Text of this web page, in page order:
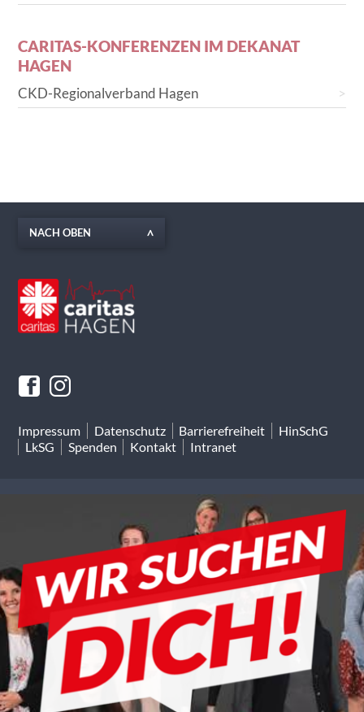
CARITAS-KONFERENZEN IM DEKANAT
HAGEN
CKD-Regionalverband Hagen
NACH OBEN
Impressum Datenschutz Barrierefreiheit
HinSchG
LkSG
Spenden Kontakt Intranet